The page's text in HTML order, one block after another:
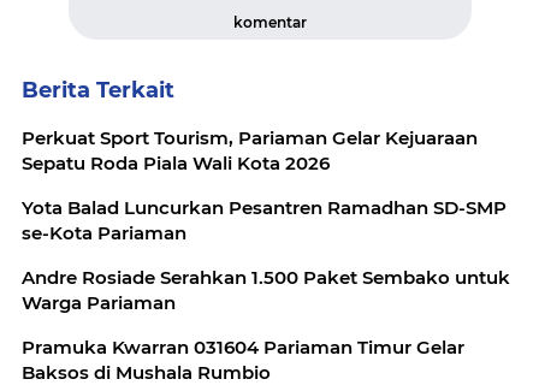
komentar
Berita Terkait
Perkuat Sport Tourism, Pariaman Gelar Kejuaraan
Sepatu Roda Piala Wali Kota 2026
Yota Balad Luncurkan Pesantren Ramadhan SD-SMP
se-Kota Pariaman
Andre Rosiade Serahkan 1.500 Paket Sembako untuk
Warga Pariaman
Pramuka Kwarran 031604 Pariaman Timur Gelar
Baksos di Mushala Rumbio